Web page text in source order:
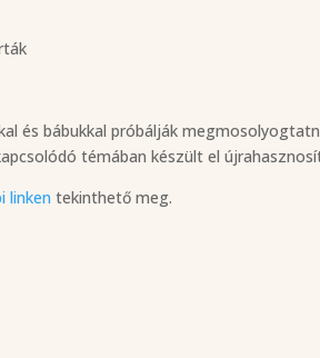
és bábukkal próbálják
témában készült el
linken tekinthető meg.